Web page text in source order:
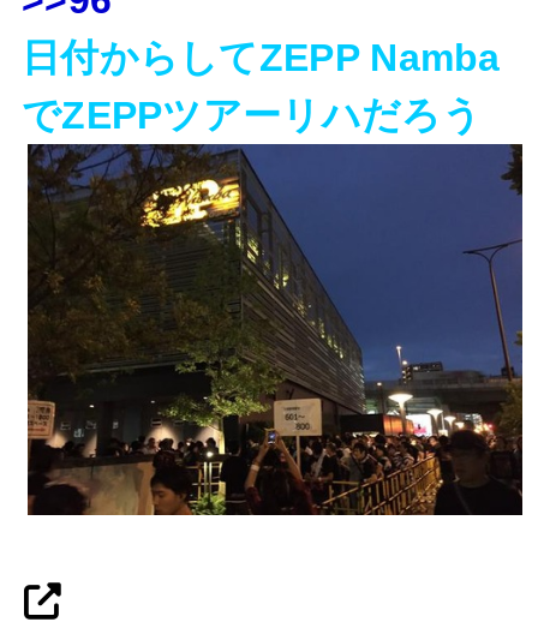
日付からしてZEPP Namba
でZEPPツアーリハだろう